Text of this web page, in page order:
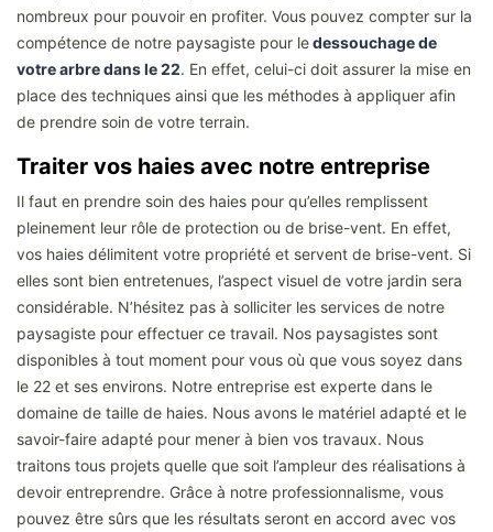
nombreux pour pouvoir en profiter. Vous pouvez compter sur la
compétence de notre paysagiste pour ledessouchage de
votre arbre dans le 22. En effet, celui-ci doit assurer la mise en
place des techniques ainsi que les méthodes à appliquer afin
de prendre soin de votre terrain.
Traiter vos haies avec notre entreprise
Il faut en prendre soin des haies pour qu’elles remplissent
pleinement leur rôle de protection ou de brise-vent. En effet,
vos haies délimitent votre propriété et servent de brise-vent. Si
elles sont bien entretenues, l’aspect visuel de votre jardin sera
considérable. N’hésitez pas à solliciter les services de notre
paysagiste pour effectuer ce travail. Nos paysagistes sont
disponibles à tout moment pour vous où que vous soyez dans
le 22 et ses environs. Notre entreprise est experte dans le
domaine de taille de haies. Nous avons le matériel adapté et le
savoir-faire adapté pour mener à bien vos travaux. Nous
traitons tous projets quelle que soit l’ampleur des réalisations à
devoir entreprendre. Grâce à notre professionnalisme, vous
pouvez être sûrs que les résultats seront en accord avec vos